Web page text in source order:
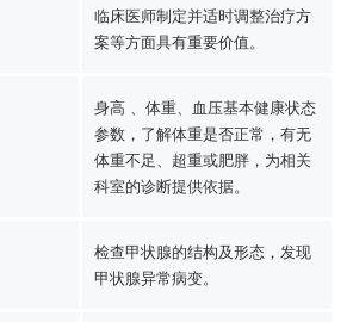
临床医师制定并适时调整治疗方
案等方面具有重要价值。
身高 、体重、血压基本健康状态
参数，了解体重是否正常，有无
体重不足、超重或肥胖，为相关
科室的诊断提供依据。
检查甲状腺的结构及形态，发现
甲状腺异常病变。